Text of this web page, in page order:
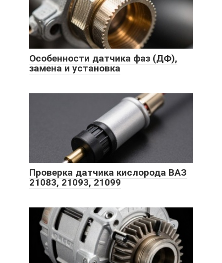
Особенности датчика фаз (ДФ),
замена и установка
Проверка датчика кислорода ВАЗ
21083, 21093, 21099